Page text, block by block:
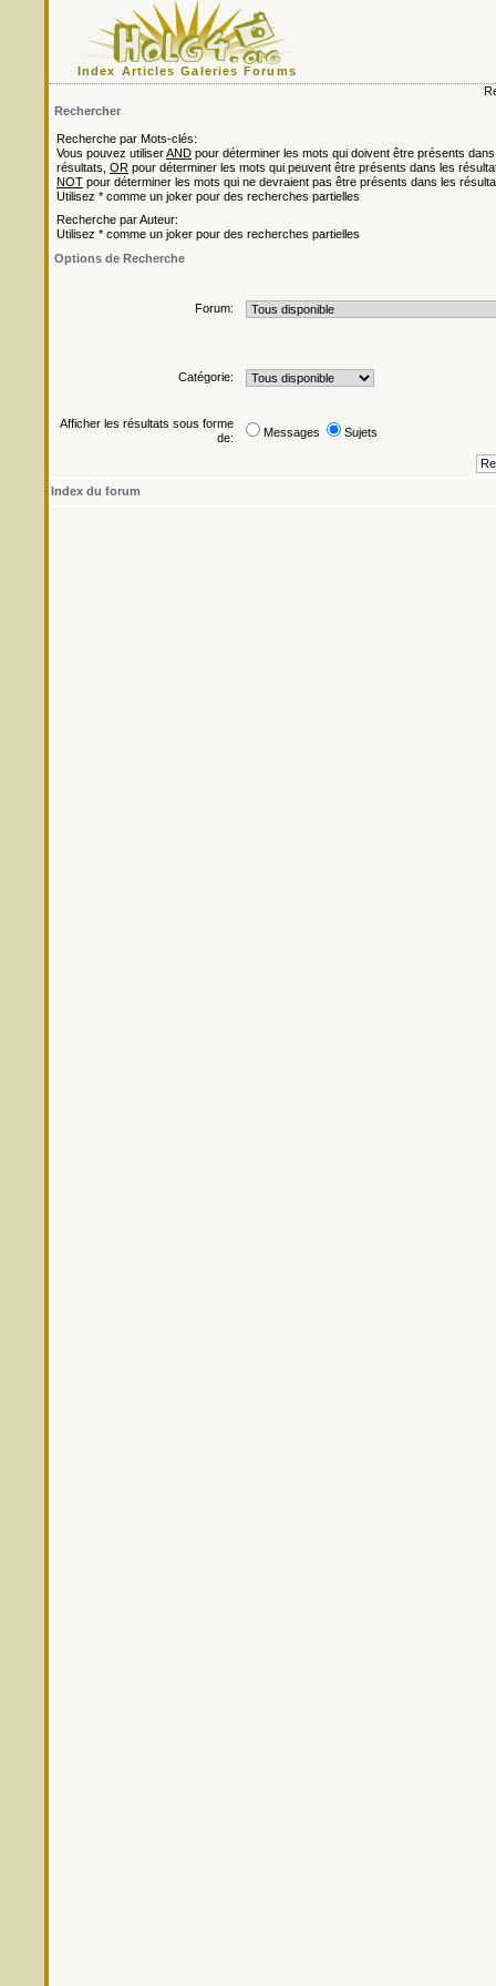
Index Articles Galeries Forums
Rechercher
Recherche par Mots-clés:
Vous pouvez utiliserAND pour déterminer les mots qui doivent être présents
résultats, OR pour déterminer les mots qui peuvent être présents dans les
NOT pour déterminer les mots qui ne devraient pas être présents dans les
Utilisez * comme un joker pour des recherches partielles
Recherche par Auteur:
Utilisez * comme un joker pour des recherches partielles
Options de Recherche
Forum:
Catégorie:
Afficher les résultats sous forme
de:
Messages Sujets
Index du forum